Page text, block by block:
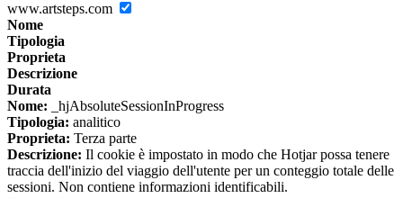
www.artsteps.com
Nome
Tipologia
Proprieta
Descrizione
Durata
Nome: _hjAbsoluteSessionInProgress
Tipologia: analitico
Proprieta: Terza parte
Descrizione: Il cookie è impostato in modo che Hotjar possa tenere
traccia dell'inizio del viaggio dell'utente per un conteggio totale delle
sessioni. Non contiene informazioni identificabili.